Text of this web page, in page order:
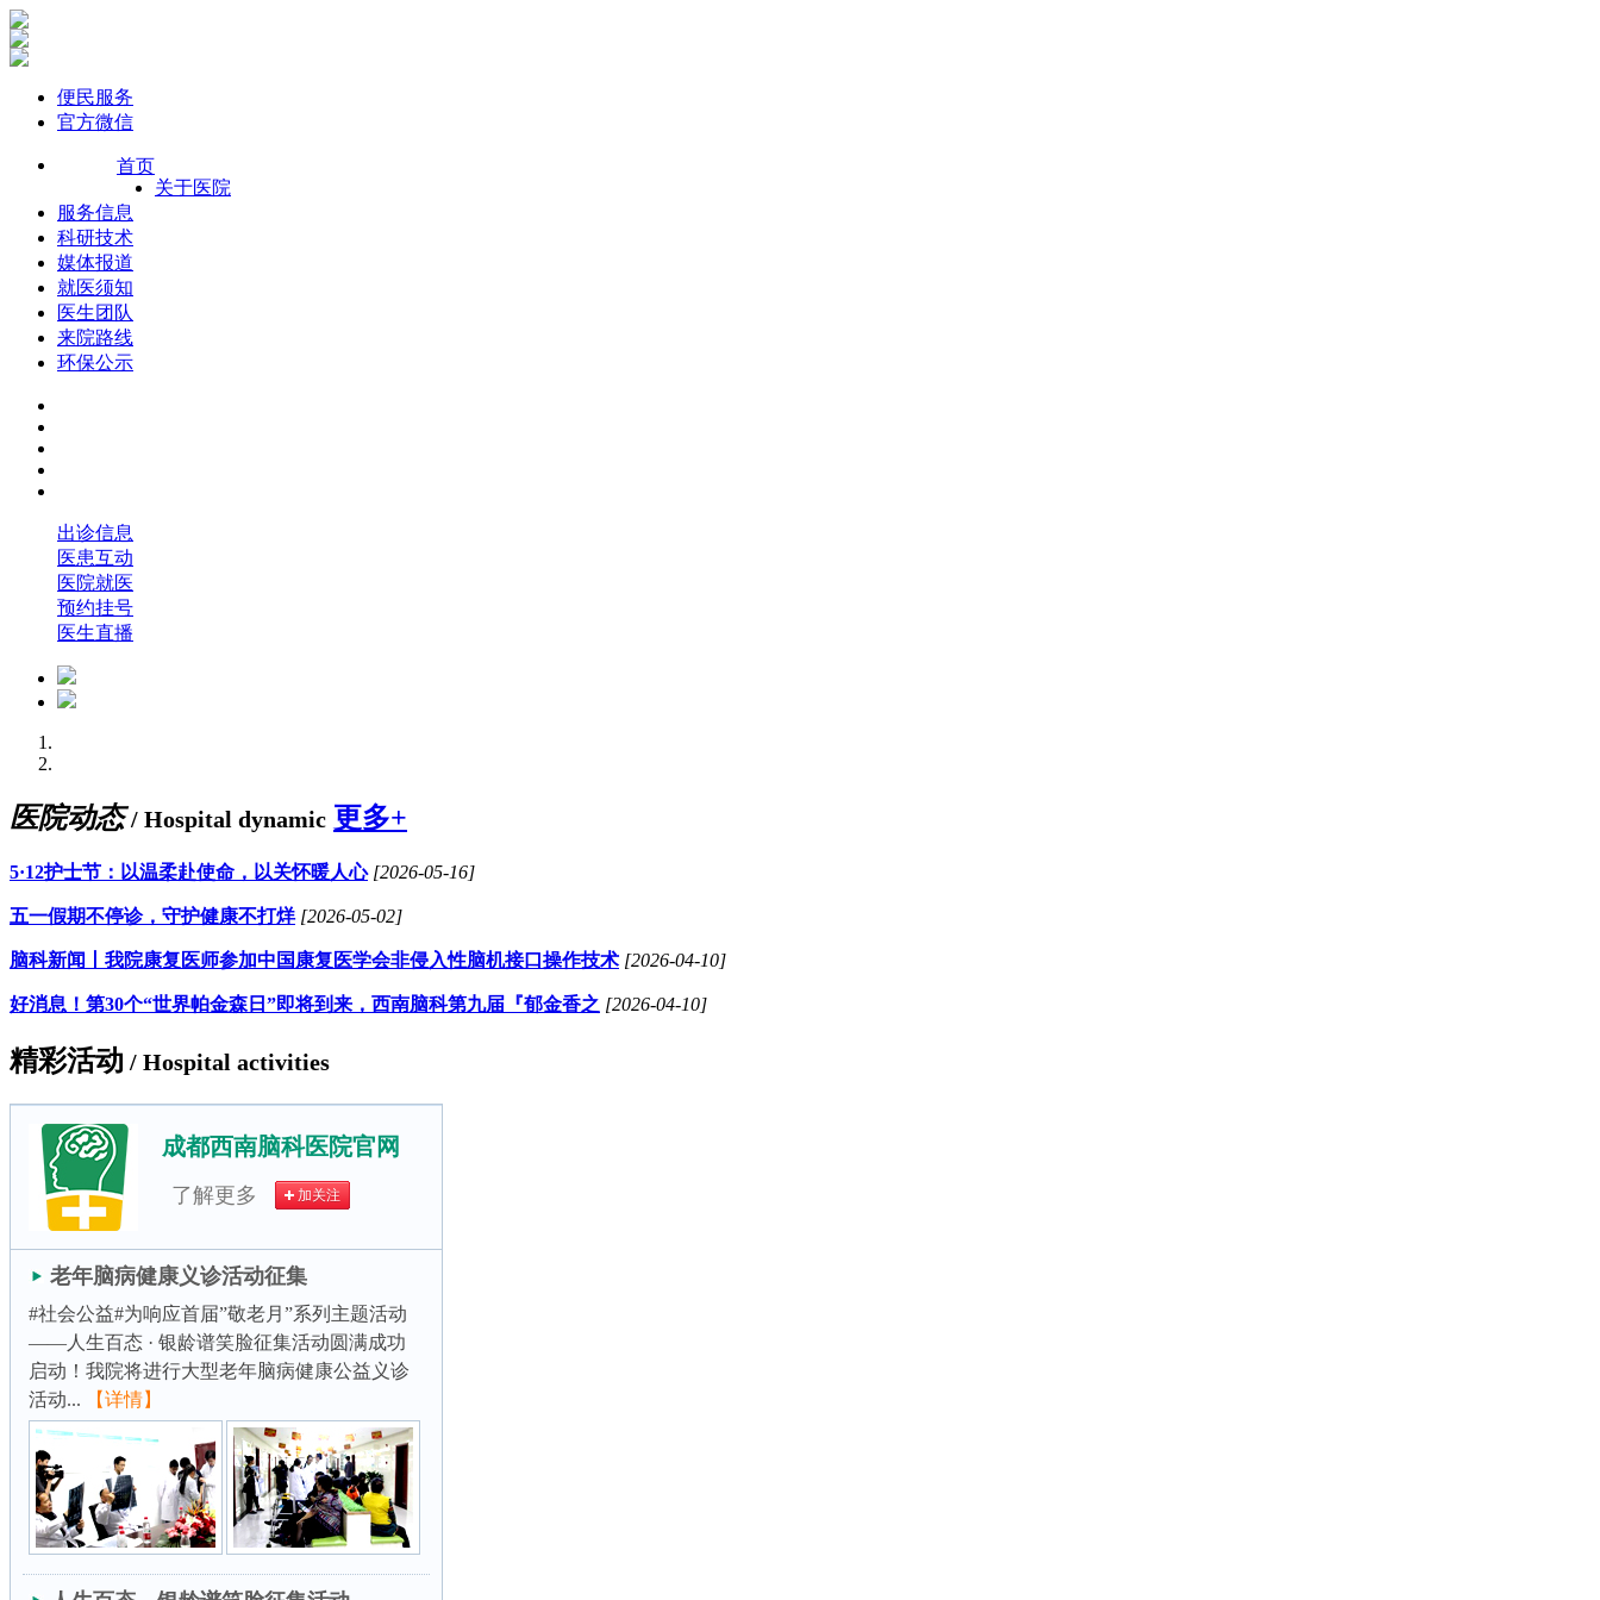
便民服务
官方微信
首页
关于医院
服务信息
科研技术
媒体报道
就医须知
医生团队
来院路线
环保公示
出诊信息
医患互动
医院就医
预约挂号
医生直播
医院动态 / Hospital dynamic 更多+
5·12护士节：以温柔赴使命，以关怀暖人心 [2026-05-16]
五一假期不停诊，守护健康不打烊 [2026-05-02]
脑科新闻丨我院康复医师参加中国康复医学会非侵入性脑机接口操作技术 [2026-04-10]
好消息！第30个“世界帕金森日”即将到来，西南脑科第九届『郁金香之 [2026-04-10]
精彩活动 / Hospital activities